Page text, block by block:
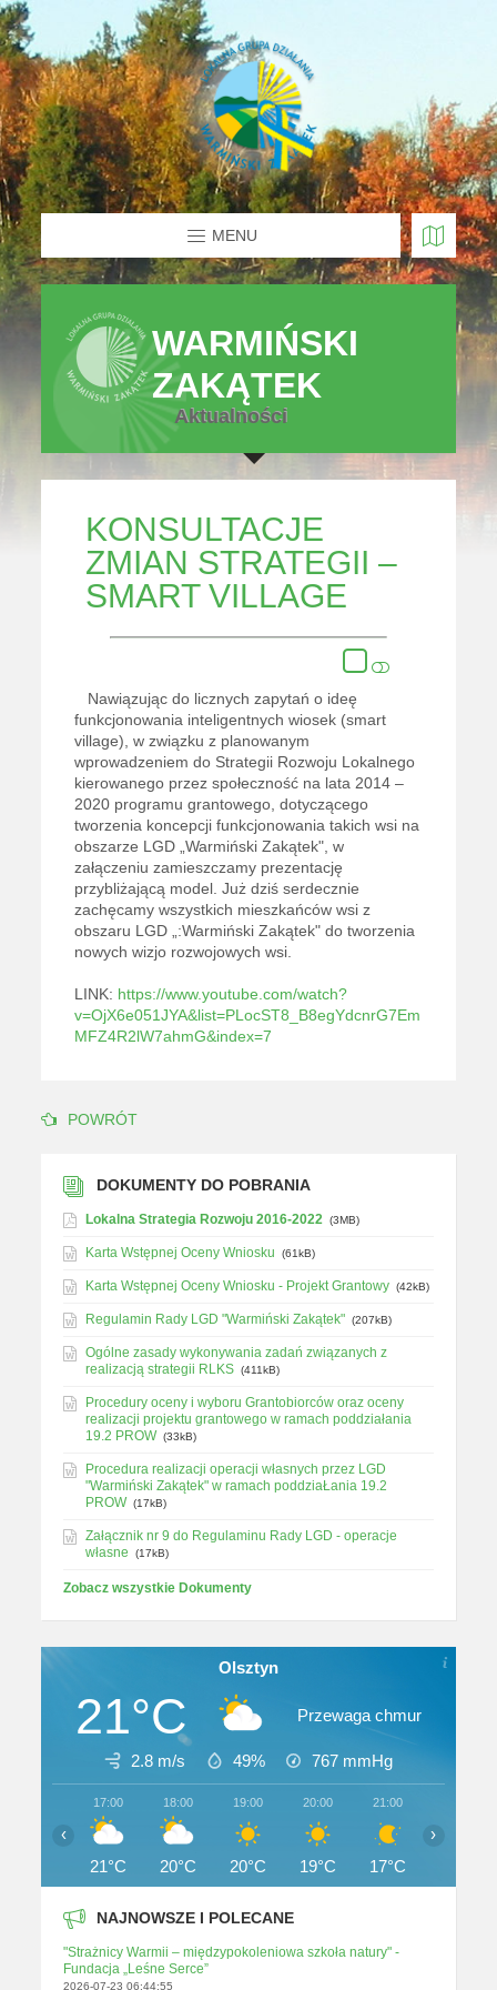
MENU
WARMIŃSKI
ZAKĄTEK
Aktualności
KONSULTACJE
ZMIAN STRATEGII –
SMART VILLAGE
Nawiązując do licznych zapytań o ideę
funkcjonowania inteligentnych wiosek (smart
village), w związku z planowanym
wprowadzeniem do Strategii Rozwoju Lokalnego
kierowanego przez społeczność na lata 2014 –
2020 programu grantowego, dotyczącego
tworzenia koncepcji funkcjonowania takich wsi na
obszarze LGD „Warmiński Zakątek", w
załączeniu zamieszczamy prezentację
przybliżającą model. Już dziś serdecznie
zachęcamy wszystkich mieszkańców wsi z
obszaru LGD „:Warmiński Zakątek" do tworzenia
nowych wizjo rozwojowych wsi.
LINK: https://www.youtube.com/watch?
v=OjX6e051JYA&list=PLocST8_B8egYdcnrG7Em
MFZ4R2lW7ahmG&index=7
POWRÓT
DOKUMENTY DO POBRANIA
Lokalna Strategia Rozwoju 2016-2022 (3MB)
Karta Wstępnej Oceny Wniosku (61kB)
Karta Wstępnej Oceny Wniosku - Projekt Grantowy (42kB)
Regulamin Rady LGD "Warmiński Zakątek" (207kB)
Ogólne zasady wykonywania zadań związanych z
realizacją strategii RLKS (411kB)
Procedury oceny i wyboru Grantobiorców oraz oceny
realizacji projektu grantowego w ramach poddziałania
19.2 PROW (33kB)
Procedura realizacji operacji własnych przez LGD
"Warmiński Zakątek" w ramach poddziaŁania 19.2
PROW (17kB)
Załącznik nr 9 do Regulaminu Rady LGD - operacje
własne
(17kB)
Zobacz wszystkie Dokumenty
Olsztyn
21°C Przewaga chmur
2.8 m/s 49% 767 mmHg
17:00
21°C
18:00
20°C
19:00
20°C
20:00
19°C
21:00
17°C
‹ ›
NAJNOWSZE I POLECANE
"Strażnicy Warmii – międzypokoleniowa szkoła natury" -
Fundacja „Leśne Serce”
2026-07-23 06:44:55